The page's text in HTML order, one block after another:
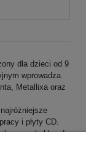
dla dzieci od 9
wprowadza
Metallixa oraz
i płyty CD.
całą klasę!